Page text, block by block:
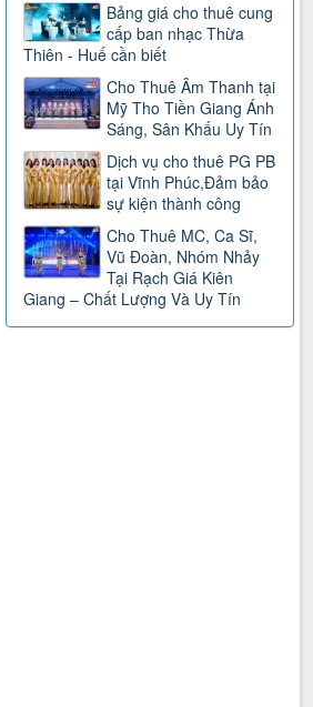
Bảng giá cho thuê cung
cấp ban nhạc Thừa
Thiên - Huế cần biết
Cho Thuê Âm Thanh tại
Mỹ Tho Tiền Giang Ánh
Sáng, Sân Khấu Uy Tín
Dịch vụ cho thuê PG PB
tại Vĩnh Phúc,Đảm bảo
sự kiện thành công
Cho Thuê MC, Ca Sĩ,
Vũ Đoàn, Nhóm Nhảy
Tại Rạch Giá Kiên
Giang – Chất Lượng Và Uy Tín